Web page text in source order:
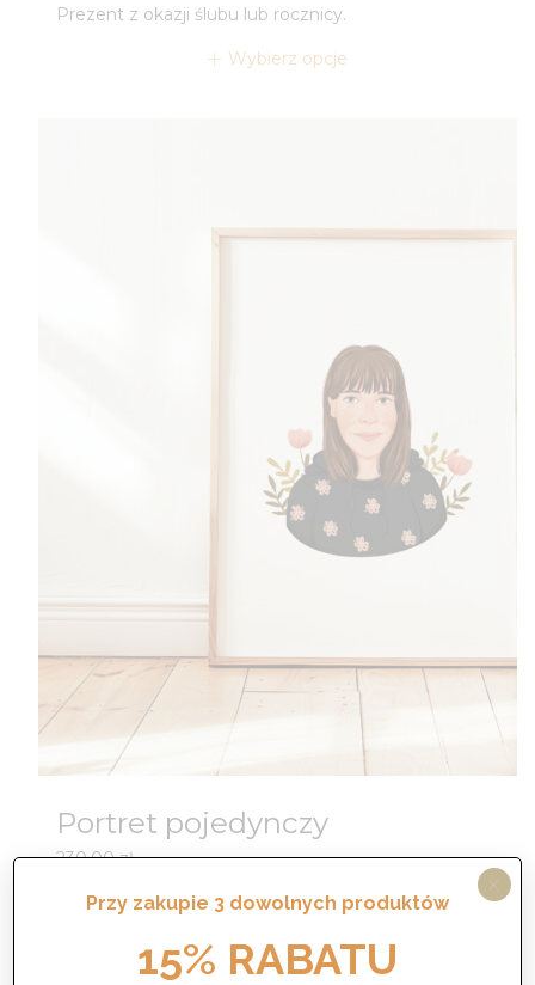
Prezent z okazji ślubu lub rocznicy.
Wybierz opcje
Portret pojedynczy
230,00zł
Wyjątkowy, ilustrowany portret wykonany na
podstawie zdjęcia.
Wybierz opcje
Przy zakupie 3 dowolnych produktów
15% RABATU
X